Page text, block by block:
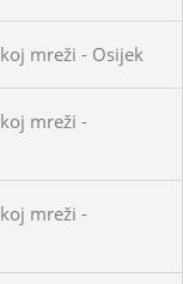
mreži - Osijek
mreži -
mreži -